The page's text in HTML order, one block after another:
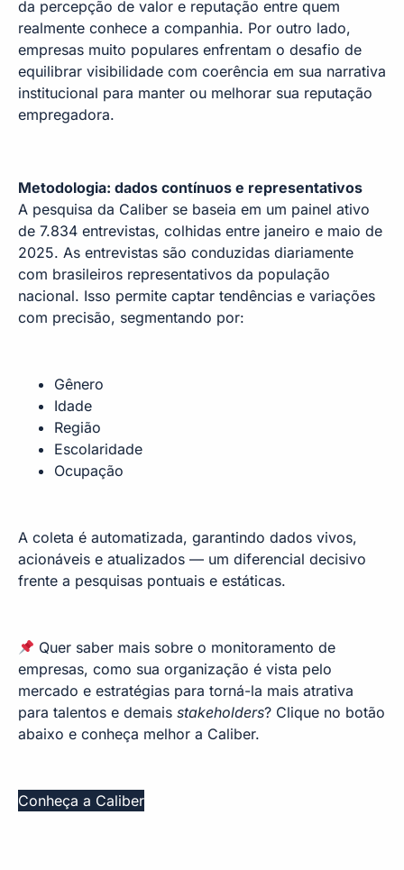
da percepção de valor e reputação entre quem
realmente conhece a companhia. Por outro lado,
empresas muito populares enfrentam o desafio de
equilibrar visibilidade com coerência em sua narrativa
institucional para manter ou melhorar sua reputação
empregadora.
Metodologia: dados contínuos e representativos
A pesquisa da Caliber se baseia em um painel ativo
de 7.834 entrevistas, colhidas entre janeiro e maio de
2025. As entrevistas são conduzidas diariamente
com brasileiros representativos da população
nacional. Isso permite captar tendências e variações
com precisão, segmentando por:
Gênero
Idade
Região
Escolaridade
Ocupação
A coleta é automatizada, garantindo dados vivos,
acionáveis e atualizados — um diferencial decisivo
frente a pesquisas pontuais e estáticas.
Quer saber mais sobre o monitoramento de
empresas, como sua organização é vista pelo
mercado e estratégias para torná-la mais atrativa
para talentos e demais stakeholders? Clique no botão
abaixo e conheça melhor a Caliber.
Conheça a Caliber